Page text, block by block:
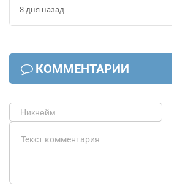
3 дня назад
КОММЕНТАРИИ